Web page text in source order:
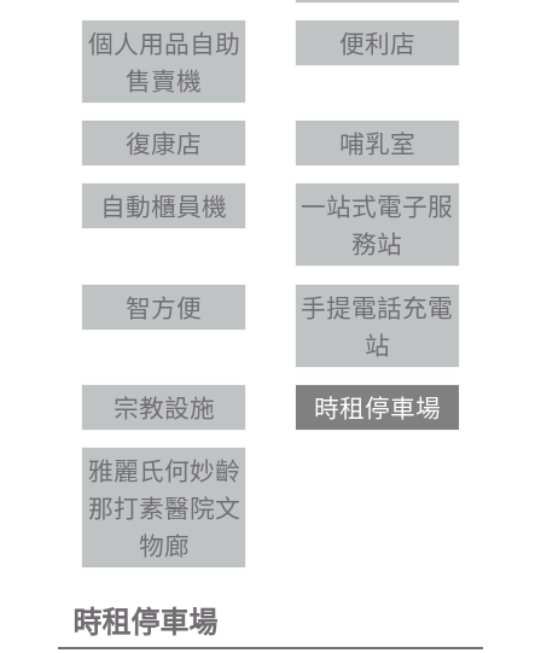
個人用品自助
售賣機
便利店
復康店
哺乳室
自動櫃員機
一站式電子服
務站
智方便
手提電話充電
站
宗教設施
時租停車場
雅麗氏何妙齡
那打素醫院文
物廊
時租停車場